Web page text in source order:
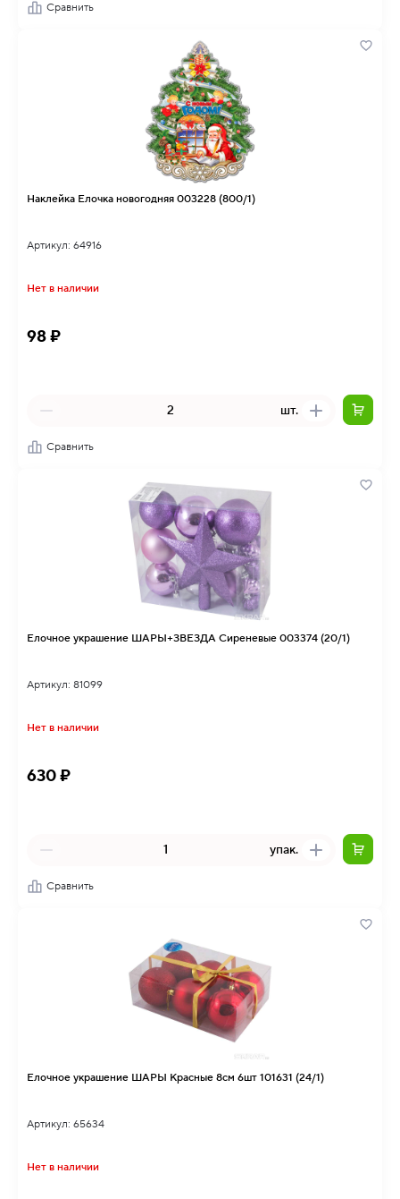
Сравнить
Наклейка Елочка новогодняя 003228 (800/1)
Артикул: 64916
Нет в наличии
98 ₽
шт.
Сравнить
Елочное украшение ШАРЫ+ЗВЕЗДА Сиреневые 003374 (20/1)
Артикул: 81099
Нет в наличии
630 ₽
упак.
Сравнить
Елочное украшение ШАРЫ Красные 8см 6шт 101631 (24/1)
Артикул: 65634
Нет в наличии